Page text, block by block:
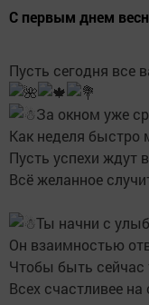
С первым днем
Пусть сегодня все
За окном уже
Как неделя быстро
Пусть успехи ждут
Всё желанное
Ты начни с
Он взаимностью
Чтобы быть сейчас
Всех счастливее на